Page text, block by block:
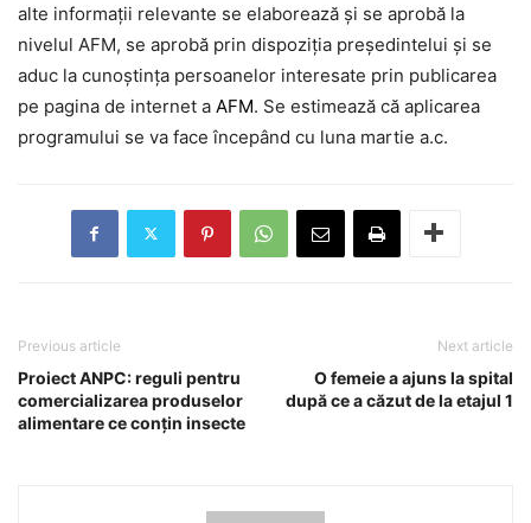
alte informații relevante se elaborează și se aprobă la
nivelul AFM, se aprobă prin dispoziția președintelui și se
aduc la cunoștința persoanelor interesate prin publicarea
pe pagina de internet a AFM. Se estimează că aplicarea
programului se va face începând cu luna martie a.c.
Previous article
Proiect ANPC: reguli pentru
comercializarea produselor
alimentare ce conțin insecte
Next article
O femeie a ajuns la spital
după ce a căzut de la etajul 1